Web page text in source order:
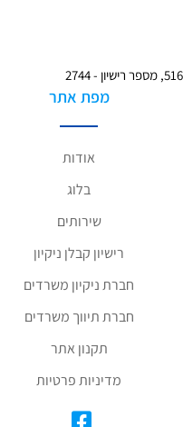
מפת אתר
אודות
בלוג
שירותים
רישיון קבלן ניקיון
חברת ניקיון משרדים
חברת תיווך משרדים
תקנון אתר
מדיניות פרטיות